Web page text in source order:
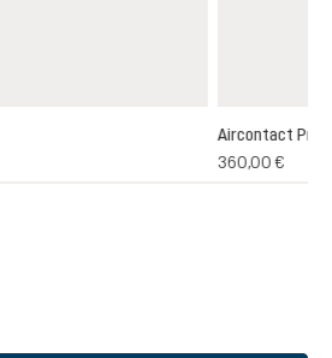
Aircontact Pro
360,00 €